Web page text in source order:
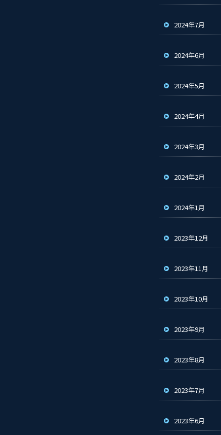
2024年7月
2024年6月
2024年5月
2024年4月
2024年3月
2024年2月
2024年1月
2023年12月
2023年11月
2023年10月
2023年9月
2023年8月
2023年7月
2023年6月